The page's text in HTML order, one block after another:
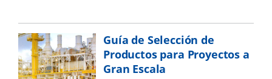
Guía de Selección de
Productos para Proyectos a
Gran Escala